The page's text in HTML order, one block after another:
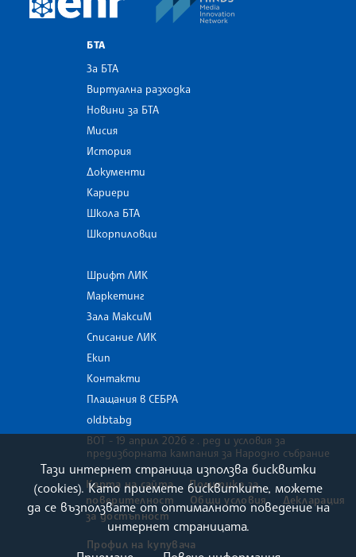
БТА
За БТА
Виртуална разходка
Новини за БТА
Мисия
История
Документи
Кариери
Школа БТА
Шкорпиловци
Шрифт ЛИК
Маркетинг
Зала МаксиМ
Списание ЛИК
Екип
Контакти
Плащания в СЕБРА
old.bta.bg
ВОТ - 19 април 2026 г . ред и условия за
предизборната кампания за Народно събрание
Карта на сайта
Политика за
поверителност
Общи условия
Декларация
за достъпност
Профил на купувача
Тази интернет страница използва бисквитки
(cookies). Като приемете бисквитките, можете
да се възползвате от оптималното поведение на
интернет страницата.